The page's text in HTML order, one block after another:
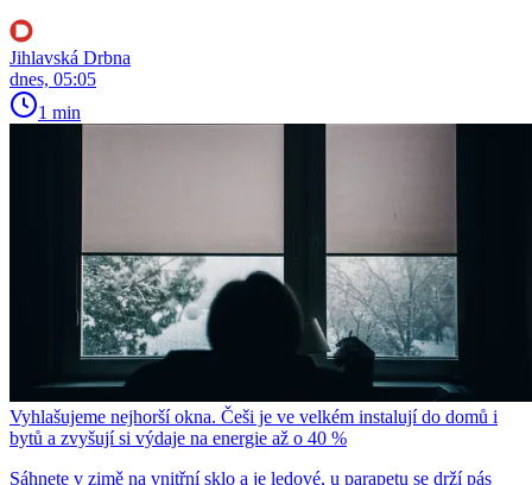
Jihlavská Drbna
dnes, 05:05
1 min
Vyhlašujeme nejhorší okna. Češi je ve velkém instalují do domů i
bytů a zvyšují si výdaje na energie až o 40 %
Sáhnete v zimě na vnitřní sklo a je ledové, u parapetu se drží pás